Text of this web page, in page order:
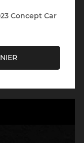
Concept Car